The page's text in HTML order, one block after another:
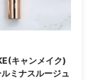
キャンメイク)
ミナスルージュ